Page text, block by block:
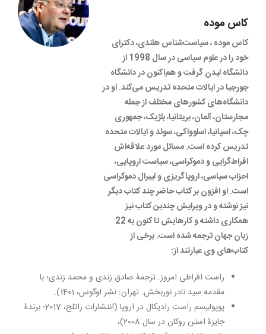
کاس موده
کاس موده ، سیاست‌شناس هلندی، دکترای
خود را در علوم سیاسی در سال 1998 از
دانشگاه لیدن گرفت و هم‌اکنون در دانشگاه
جورجیا در ایالات متحده تدریس می‌کند. او در
دانشگاه‌های کشورهای مختلف از جمله
مجارستان، آلمان، بریتانیا، بلژیک، جمهوری
چک، اسپانیا، اسلوواکی، سوئد و ایالات متحده
تدریس کرده است. مسائل مورد علاقه‌اش
افراط‌گرایی و دموکراسی، سیاست اروپایی،
احزاب سیاسی، اروپاگریزی و لیبرال دموکراسی
است. او افزون بر کتاب حاضر چند کتاب دیگر
نیز نوشته و در ویرایش چندین کتاب نیز
همکاری داشته و کارهایش تا کنون به 22
زبان جهان ترجمه شده است. برخی از
کتاب‌های وی عبارتند از:
راست افراطی امروز. ترجمۀ صادق زندی و محمد زندی؛ با
مقدمه سید نادر نوربخش. تهران: نشر لوگوس، 1401).
پوپولیسم راست رادیکال در اروپا (انتشارات راتلج، 2017؛ برندۀ
جایزۀ استن روکان در سال 2008)،